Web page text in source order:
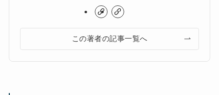
この著者の記事一覧へ